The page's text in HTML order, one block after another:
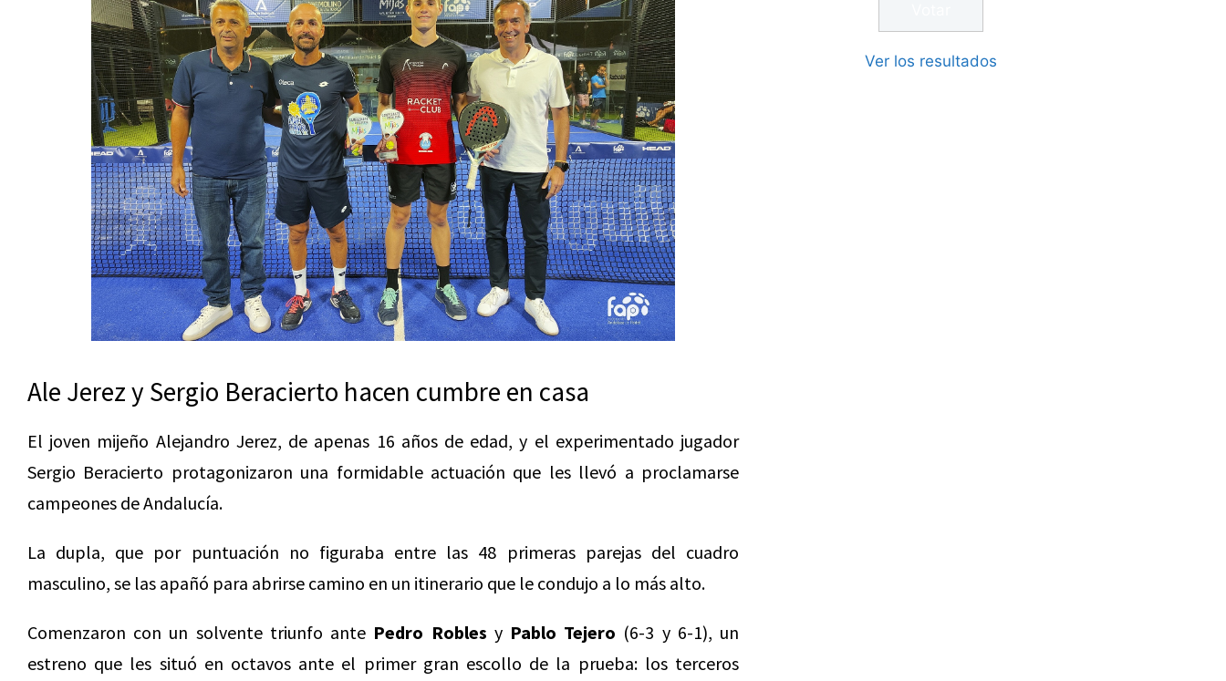
Ale Jerez y Sergio Beracierto hacen cumbre en casa
El joven mijeño Alejandro Jerez, de apenas 16 años de edad, y el experimentado jugador
Sergio Beracierto protagonizaron una formidable actuación que les llevó a proclamarse
campeones de Andalucía.
La dupla, que por puntuación no figuraba entre las 48 primeras parejas del cuadro
masculino, se las apañó para abrirse camino en un itinerario que le condujo a lo más alto.
Comenzaron con un solvente triunfo ante Pedro Robles y Pablo Tejero (6-3 y 6-1), un
estreno que les situó en octavos ante el primer gran escollo de la prueba: los terceros
Ver los resultados